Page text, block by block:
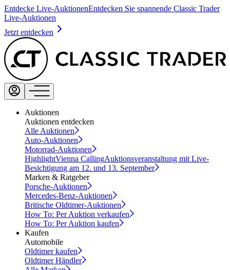
Entdecke Live-AuktionenEntdecken Sie spannende Classic Trader
Live-Auktionen
Jetzt entdecken
Auktionen
Auktionen entdecken
Alle Auktionen
Auto-Auktionen
Motorrad-Auktionen
HighlightVienna CallingAuktionsveranstaltung mit Live-
Besichtigung am 12. und 13. September
Marken & Ratgeber
Porsche-Auktionen
Mercedes-Benz-Auktionen
Britische Oldtimer-Auktionen
How To: Per Auktion verkaufen
How To: Per Auktion kaufen
Kaufen
Automobile
Oldtimer kaufen
Oldtimer Händler